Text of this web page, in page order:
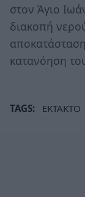
στον Άγιο
διακοπή
κατανόηση
TAGS: ΕΚΤΑΚΤΟ